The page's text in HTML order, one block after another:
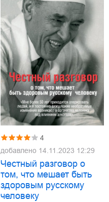
4
добавлено 14.11.2023 12:29
Честный разговор о
том, что мешает быть
здоровым русскому
человеку